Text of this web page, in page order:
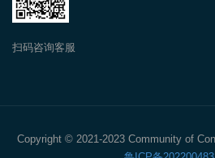
扫码咨询客服
Copyright © 2021-2023 Community of